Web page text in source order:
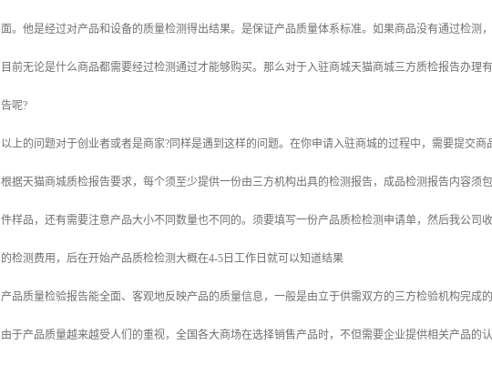
面。他是经过对产品和设备的质量检测得出结果。是保证产品质量体系标准。如果商品没有通过检
目前无论是什么商品都需要经过检测通过才能够购买。那么对于入驻商城天猫商城三方质检报告办理
告呢?
以上的问题对于创业者或者是商家?同样是遇到这样的问题。在你申请入驻商城的过程中，需要提交
根据天猫商城质检报告要求，每个须至少提供一份由三方机构出具的检测报告，成品检测报告内容须
件样品，还有需要注意产品大小不同数量也不同的。须要填写一份产品质检检测申请单，然后我公
的检测费用，后在开始产品质检检测大概在4-5日工作日就可以知道结果
产品质量检验报告能全面、客观地反映产品的质量信息，一般是由立于供需双方的三方检验机构完成
由于产品质量越来越受人们的重视，全国各大商场在选择销售产品时，不但需要企业提供相关产品的